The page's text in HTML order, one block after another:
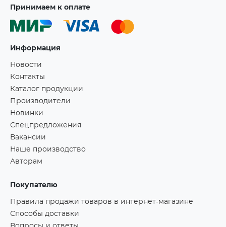
Принимаем к оплате
Информация
Новости
Контакты
Каталог продукции
Производители
Новинки
Спецпредложения
Вакансии
Наше производство
Авторам
Покупателю
Правила продажи товаров в интернет-магазине
Способы доставки